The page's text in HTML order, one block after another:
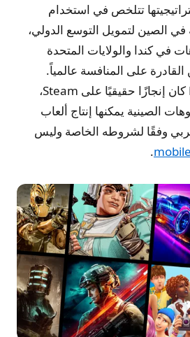
تتلخص في استخدام
في الصين لتمويل التوسع الدولي،
في كندا والولايات المتحدة
القادرة على المنافسة عالمياً.
Naraka: Bladepoint كان إنجازًا حقيقيًا على Steam،
الصينية يمكنها إنتاج ألعاب
وفقًا لشروطه الخاصة وليس
.